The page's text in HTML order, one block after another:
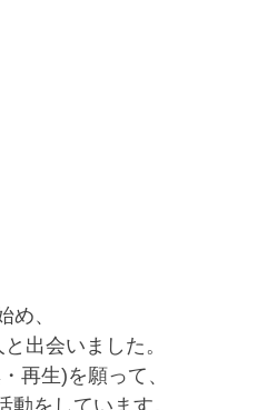
め、
出会いました。
再生)を願って、
動をしています。